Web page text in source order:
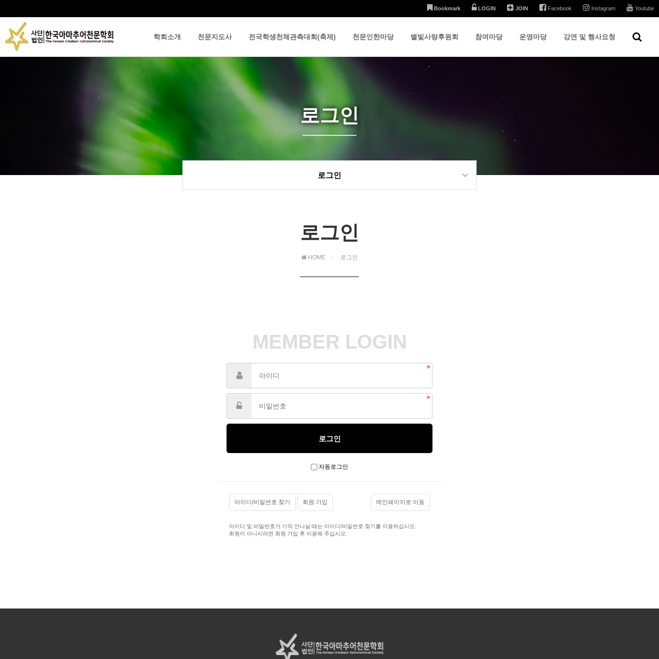
Bookmark LOGIN JOIN Facebook Instagram Youtube
학회소개 천문지도사 전국학생천체관측대회(축제) 천문인한마당 별빛사랑후원회 참여마당
하위분류
운영마당
하위분류
강연 및 행사요청
로그인
로그인
로그인
HOME 로그인
MEMBER LOGIN
자동로그인
아이디/비밀번호 찾기 회원 가입 메인페이지로 이동
아이디 및 비밀번호가 기억 안나실 때는 아이디/비밀번호 찾기를 이용하십시오.
회원이 아니시라면 회원 가입 후 이용해 주십시오.